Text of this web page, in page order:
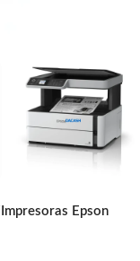
Impresoras Epson